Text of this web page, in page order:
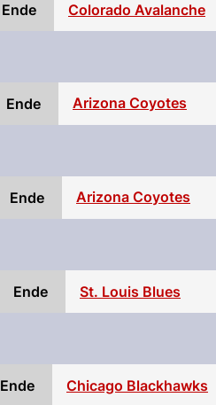
Ende Colorado Avalanche
Ende Arizona Coyotes
Ende Arizona Coyotes
Ende St. Louis Blues
Ende Chicago Blackhawks